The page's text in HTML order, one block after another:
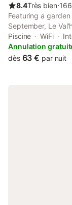
8.4Très bien⋅
Featuring a
September, Le
from Toulon and
Centre is just 9
Piscine WiFi
Annulation
dès 63 € par nuit